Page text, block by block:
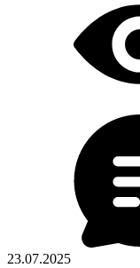
23.07.2025